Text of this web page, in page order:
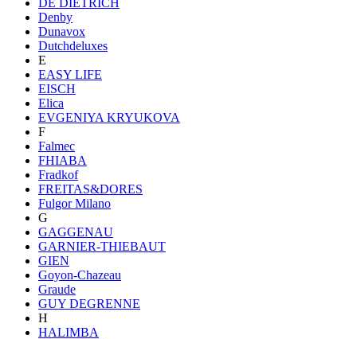
Denby
Dunavox
Dutchdeluxes
E
EASY LIFE
EISCH
Elica
EVGENIYA KRYUKOVA
F
Falmec
FHIABA
Fradkof
FREITAS&DORES
Fulgor Milano
G
GAGGENAU
GARNIER-THIEBAUT
GIEN
Goyon-Chazeau
Graude
GUY DEGRENNE
H
HALIMBA